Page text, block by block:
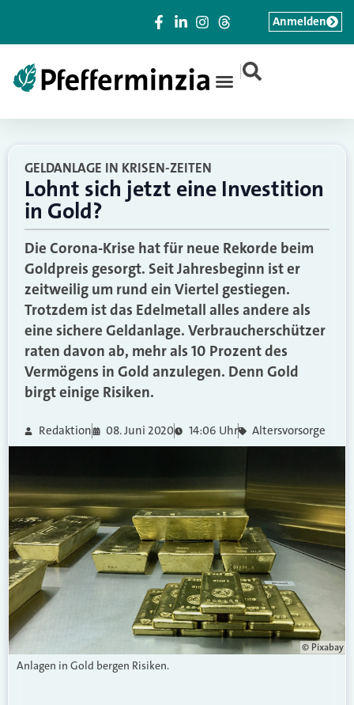
|
Anmelden
GELDANLAGE IN KRISEN-ZEITEN
Lohnt sich jetzt eine Investition
in Gold?
Die Corona-Krise hat für neue Rekorde beim
Goldpreis gesorgt. Seit Jahresbeginn ist er
zeitweilig um rund ein Viertel gestiegen.
Trotzdem ist das Edelmetall alles andere als
eine sichere Geldanlage. Verbraucherschützer
raten davon ab, mehr als 10 Prozent des
Vermögens in Gold anzulegen. Denn Gold
birgt einige Risiken.
Redaktion 08. Juni 2020 14:06 Uhr Altersvorsorge
© Pixabay
Anlagen in Gold bergen Risiken.